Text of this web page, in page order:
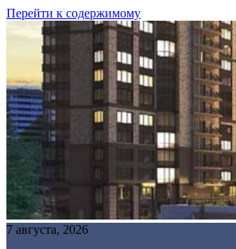
Перейти к содержимому
7 августа, 2026